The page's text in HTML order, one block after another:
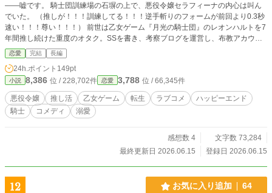
——嘘です。 騎士団訓練場の石塀の上で、悪役令嬢セラフィーナの内心は叫ん
でいた。 （推しが！！！訓練してる！！！逆手斬りのフォームが前回より0.3秒
速い！！！尊い！！！） 前世は乙女ゲーム『月光の騎士団』のレオンハルトを7
年間推し続けた重度のオタク。SSを書き、考察ブログを運営し、布教アカウン
トを育てていた。転生した先は推しが実在する世界——しかも悪役令嬢。しかも
推しの婚約者。 破滅回避？ いいえ、推し活です。 推しの好物のサブレを焼
き、推しの敵を裏で排除し、推しが風邪をひけば薬草茶を届ける。推し活が忙し
すぎて悪事をする暇がない。 ガチ恋じゃない。オタクとして推しているだけ。
——のはずだったのに。 「俺のことを一番知っているのは、お前だろう」 推し
に見つかった。 ※本作は「小説家になろう」「カクヨム」にも掲載していま
す。
恋愛 完結 長編
24h.ポイント 149pt
小説 8,386 位 / 228,702件 恋愛 3,788 位 / 66,345件
悪役令嬢 推し活 乙女ゲーム 転生 ラブコメ
ハッピーエンド
騎士
コメディ 溺愛
感想数 4
文字数 73,284
最終更新日 2026.06.15
登録日 2026.06.15
12 お気に入り追加 64